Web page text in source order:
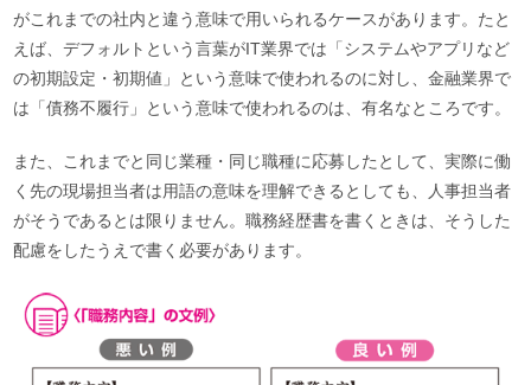
がこれまでの社内と違う意味で用いられるケースがあります。たと
えば、デフォルトという言葉がIT業界では「システムやアプリなど
の初期設定・初期値」という意味で使われるのに対し、金融業界で
は「債務不履行」という意味で使われるのは、有名なところです。
また、これまでと同じ業種・同じ職種に応募したとして、実際に働
く先の現場担当者は用語の意味を理解できるとしても、人事担当者
がそうであるとは限りません。職務経歴書を書くときは、そうした
配慮をしたうえで書く必要があります。